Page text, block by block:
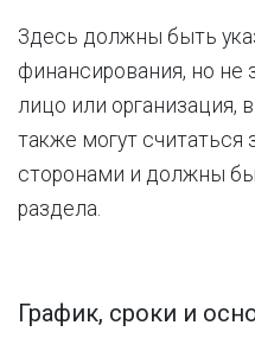
Здесь должны быть
финансирования, но не
лицо или организация,
также могут
сторонами и должны
раздела.
График, сроки и